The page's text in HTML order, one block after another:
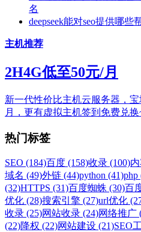
名
deepseek能对seo提供哪些
主机推荐
2H4G低至50元/月
新一代性价比主机云服务器，
月，更有虚拟主机签到免费兑换
热门标签
SEO (184)百度 (158)收录 (100)
域名 (49)外链 (44)python (41)php
(32)HTTPS (31)百度蜘蛛 (30)百
优化 (28)搜索引擎 (27)url优化
收录 (25)网站收录 (24)网络推广
(22)降权 (22)网站建设 (21)SEO